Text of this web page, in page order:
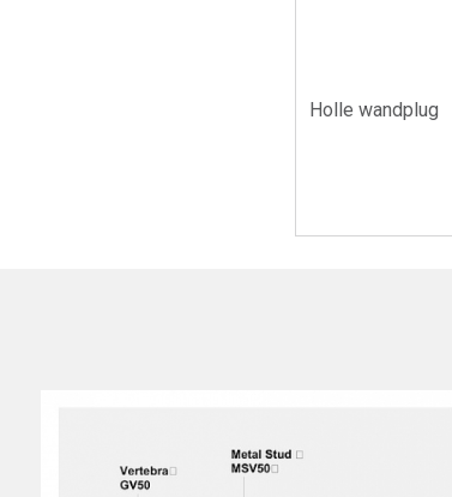
Holle wandplug